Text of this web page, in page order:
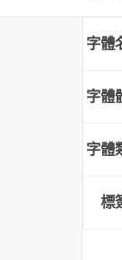
字體
字體
字體
標